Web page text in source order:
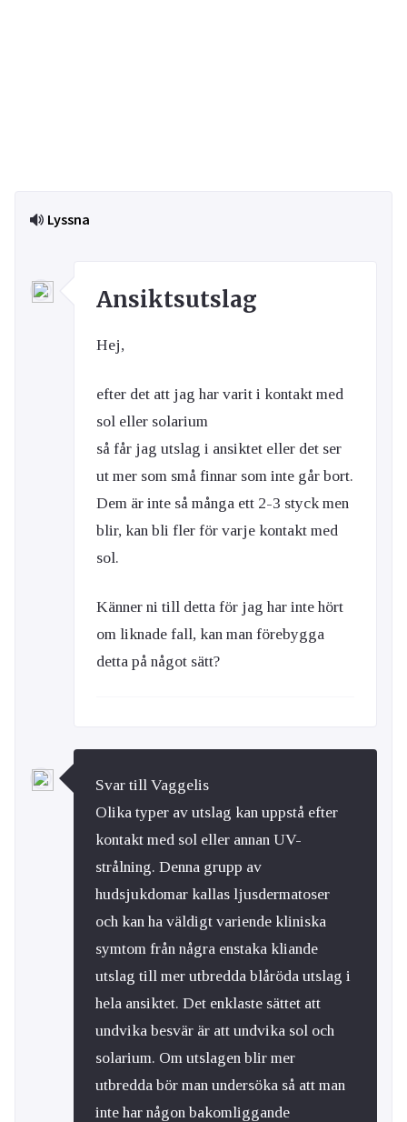
Lyssna
Ansiktsutslag
Hej,
efter det att jag har varit i kontakt med
sol eller solarium
så får jag utslag i ansiktet eller det ser
ut mer som små finnar som inte går bort.
Dem är inte så många ett 2-3 styck men
blir, kan bli fler för varje kontakt med
sol.
Känner ni till detta för jag har inte hört
om liknade fall, kan man förebygga
detta på något sätt?
Svar till Vaggelis
Olika typer av utslag kan uppstå efter
kontakt med sol eller annan UV-
strålning. Denna grupp av
hudsjukdomar kallas ljusdermatoser
och kan ha väldigt variende kliniska
symtom från några enstaka kliande
utslag till mer utbredda blåröda utslag i
hela ansiktet. Det enklaste sättet att
undvika besvär är att undvika sol och
solarium. Om utslagen blir mer
utbredda bör man undersöka så att man
inte har någon bakomliggande